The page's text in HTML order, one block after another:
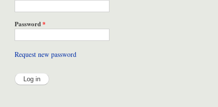
Password*
Request new password